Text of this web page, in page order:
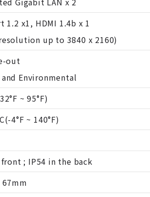
1.2 x1, HDMI 1.4b x 1
up to 3840 x 2160)
out
Environmental
~ 95°F)
4°F ~ 140°F)
; IP54 in the back
67mm